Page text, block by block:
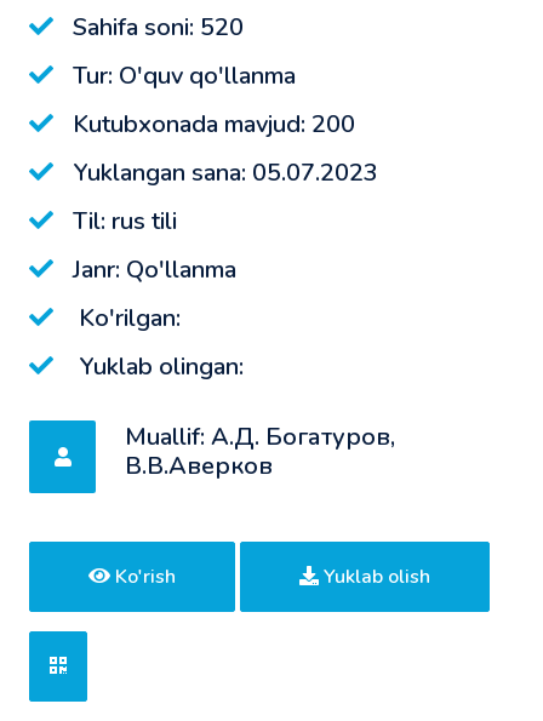
Sahifa soni: 520
Tur: O'quv qo'llanma
Kutubxonada mavjud: 200
Yuklangan sana: 05.07.2023
Til: rus tili
Janr: Qo'llanma
Ko'rilgan:
Yuklab olingan:
Muallif: А.Д. Богатуров,
В.В.Аверков
Ko'rish Yuklab olish